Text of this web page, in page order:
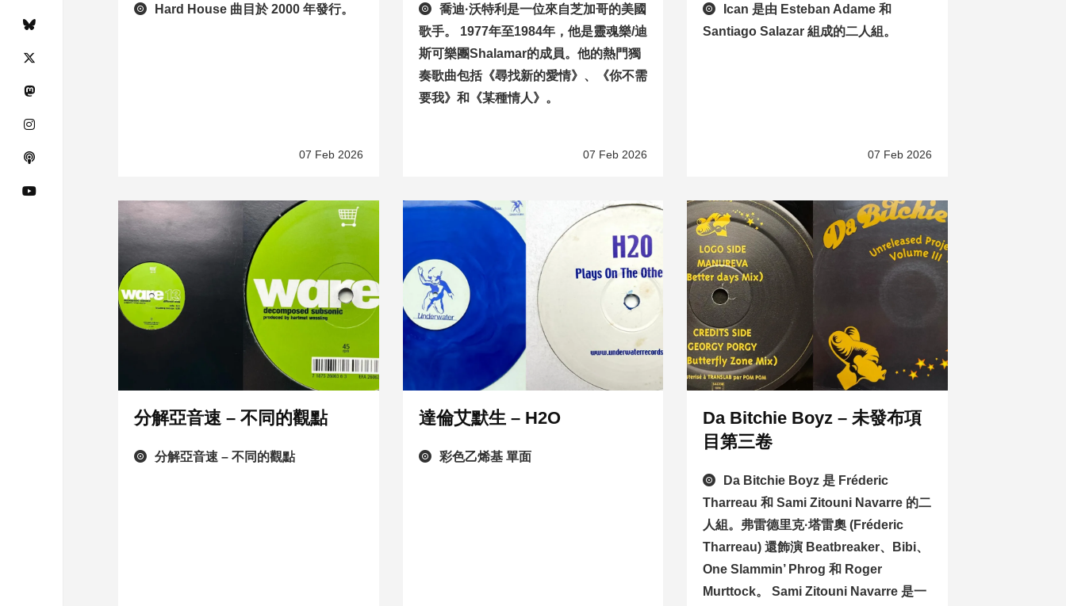
Hard House 曲目於 2000 年發行。
07 Feb 2026
喬迪·沃特利是一位來自芝加哥的美國
歌手。 1977年至1984年，他是靈魂樂/迪
斯可樂團Shalamar的成員。他的熱門獨
奏歌曲包括《尋找新的愛情》、《你不需
要我》和《某種情人》。
07 Feb 2026
Ican 是由 Esteban Adame 和
Santiago Salazar 組成的二人組。
07 Feb 2026
分解亞音速 – 不同的觀點
分解亞音速 – 不同的觀點
達倫艾默生 – H2O
彩色乙烯基 單面
Da Bitchie Boyz – 未發布項
目第三卷
Da Bitchie Boyz 是 Fréderic
Tharreau 和 Sami Zitouni Navarre 的二
人組。弗雷德里克·塔雷奧 (Fréderic
Tharreau) 還飾演 Beatbreaker、Bibi、
One Slammin’ Phrog 和 Roger
Murttock。 Sami Zitouni Navarre 是一